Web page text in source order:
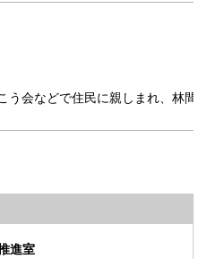
う会などで住民に親しまれ、林間
進室